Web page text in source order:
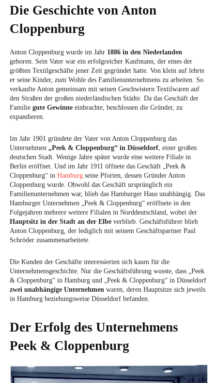
Die Geschichte von Anton
Cloppenburg
Anton Cloppenburg wurde im Jahr 1886 in den Niederlanden
geboren. Sein Vater war ein erfolgreicher Kaufmann, der eines der
größten Textilgeschäfte jener Zeit gegründet hatte. Von klein auf lehrte
er seine Kinder, zum Wohle des Familienunternehmens zu arbeiten. So
verkaufte Anton gemeinsam mit seinen Geschwistern Textilwaren auf
den Straßen der großen niederländischen Städte. Da das Geschäft der
Familie gute Gewinne einbrachte, beschlossen die Gründer, zu
expandieren.
Im Jahr 1901 gründete der Vater von Anton Cloppenburg das
Unternehmen „Peek & Cloppenburg“ in Düsseldorf, einer großen
deutschen Stadt. Wenige Jahre später wurde eine weitere Filiale in
Berlin eröffnet. Und im Jahr 1911 öffnete das Geschäft „Peek &
Cloppenburg“ in Hamburg seine Pforten, dessen Gründer Anton
Cloppenburg wurde. Obwohl das Geschäft ursprünglich ein
Familienunternehmen war, blieb das Hamburger Haus unabhängig. Das
Hamburger Unternehmen „Peek & Cloppenburg“ eröffnete in den
Folgejahren mehrere weitere Filialen in Norddeutschland, wobei der
Hauptsitz in der Stadt an der Elbe verblieb. Geschäftsführer blieb
Anton Cloppenburg, der lediglich mit seinem Geschäftspartner Paul
Schröder zusammenarbeitete.
Die Kunden der Geschäfte interessierten sich kaum für die
Unternehmensgeschichte. Nur die Geschäftsführung wusste, dass „Peek
& Cloppenburg“ in Hamburg und „Peek & Cloppenburg“ in Düsseldorf
zwei unabhängige Unternehmen waren, deren Hauptsitze sich jeweils
in Hamburg beziehungsweise Düsseldorf befanden.
Der Erfolg des Unternehmens
Peek & Cloppenburg